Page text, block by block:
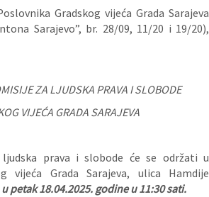
Gradskog vijeća Grada Sarajeva
Sarajevo”, br. 28/09, 11/20 i 19/20),
ZA LJUDSKA PRAVA I SLOBODE
VIJEĆA GRADA SARAJEVA
ljudska prava i slobode će se održati u
vijeća Grada Sarajeva, ulica Hamdije
u petak 18.04.2025. godine u 11:30 sati.